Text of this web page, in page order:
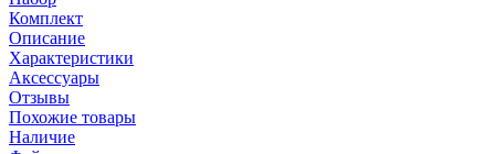
Комплект
Описание
Характеристики
Аксессуары
Отзывы
Похожие товары
Наличие